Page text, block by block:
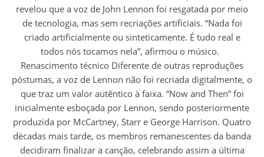
revelou que a voz de John Lennon foi resgatada por meio
de tecnologia, mas sem recriações artificiais. “Nada foi
criado artificialmente ou sinteticamente. É tudo real e
todos nós tocamos nela”, afirmou o músico.
Renascimento técnico Diferente de outras reproduções
póstumas, a voz de Lennon não foi recriada digitalmente, o
que traz um valor autêntico à faixa. “Now and Then” foi
inicialmente esboçada por Lennon, sendo posteriormente
produzida por McCartney, Starr e George Harrison. Quatro
décadas mais tarde, os membros remanescentes da banda
decidiram finalizar a canção, celebrando assim a última